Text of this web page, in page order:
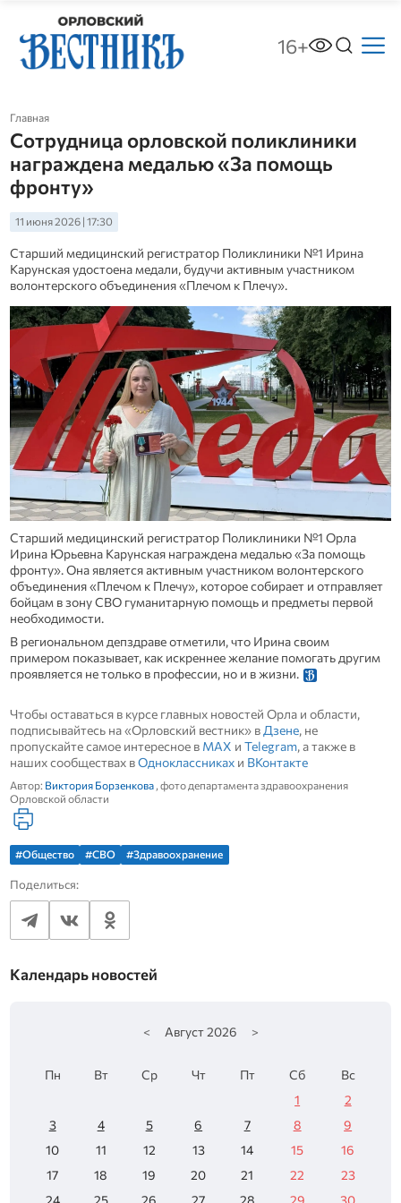
16+
Главная
Сотрудница орловской поликлиники
награждена медалью «За помощь
фронту»
11 июня 2026 | 17:30
Старший медицинский регистратор Поликлиники №1 Ирина
Карунская удостоена медали, будучи активным участником
волонтерского объединения «Плечом к Плечу».
Старший медицинский регистратор Поликлиники №1 Орла
Ирина Юрьевна Карунская награждена медалью «За помощь
фронту». Она является активным участником волонтерского
объединения «Плечом к Плечу», которое собирает и отправляет
бойцам в зону СВО гуманитарную помощь и предметы первой
необходимости.
В региональном депздраве отметили, что Ирина своим
примером показывает, как искреннее желание помогать другим
проявляется не только в профессии, но и в жизни.
Чтобы оставаться в курсе главных новостей Орла и области,
подписывайтесь на «Орловский вестник» в Дзене, не
пропускайте самое интересное в MAX и Telegram, а также в
наших сообществах вОдноклассникахи ВКонтакте
Автор: Виктория Борзенкова, фото департамента здравоохранения
Орловской области
#Общество #СВО #Здравоохранение
Поделиться:
Календарь новостей
< Август 2026 >
Пн Вт Ср Чт Пт Сб
Вс
1
2
3
4 5 6 7 8
9
10
11 12 13 14 15
16
17
18 19 20 21 22
23
24
25 26 27 28 29 30